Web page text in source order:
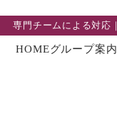
HOMEグループ案内
専門チームによる対応 ｜